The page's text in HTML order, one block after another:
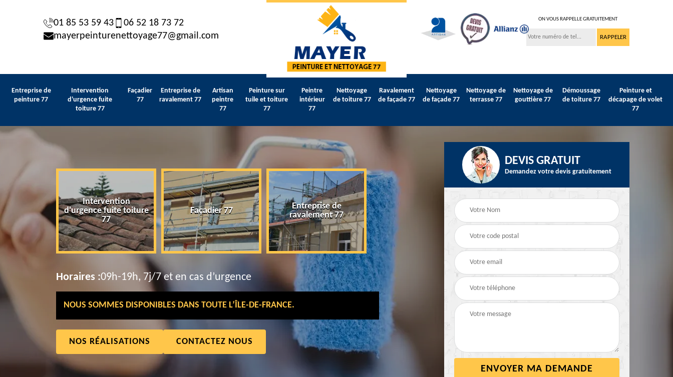
01 85 53 59 43
06 52 18 73 72
mayerpeinturenettoyage77@gmail.com
ON VOUS RAPPELLE GRATUITEMENT
Entreprise de
peinture 77
Intervention
d'urgence fuite
toiture 77
Façadier
77
Entreprise de
ravalement 77
Artisan
peintre
77
Peinture sur
tuile et toiture
77
Peintre
intérieur
77
Nettoyage
de toiture 77
Ravalement
de façade 77
Nettoyage
de façade 77
Nettoyage de
terrasse 77
Nettoyage de
gouttière 77
Démoussage
de toiture 77
Peinture et
décapage de volet
77
peinture
Intervention
d'urgence fuite toiture
77
Façadier 77
Entreprise de
ravalement 77
Artisan peintre 77
Peinture sur tuile et
Peintre intérieur 77
Horaires :09h-19h, 7j/7 et en cas d’urgence
NOUS SOMMES DISPONIBLES DANS TOUTE L’ÎLE-DE-FRANCE.
NOS RÉALISATIONS CONTACTEZ NOUS
DEVIS GRATUIT
Demandez votre devis gratuitement